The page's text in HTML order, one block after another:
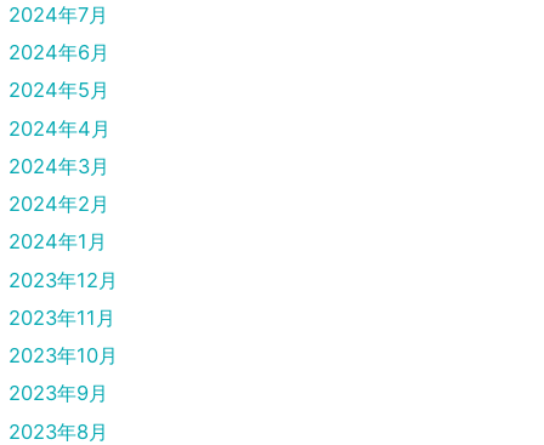
2024年7月
2024年6月
2024年5月
2024年4月
2024年3月
2024年2月
2024年1月
2023年12月
2023年11月
2023年10月
2023年9月
2023年8月